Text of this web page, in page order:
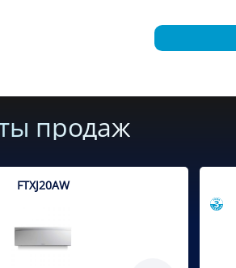
продаж
FTXJ20AW